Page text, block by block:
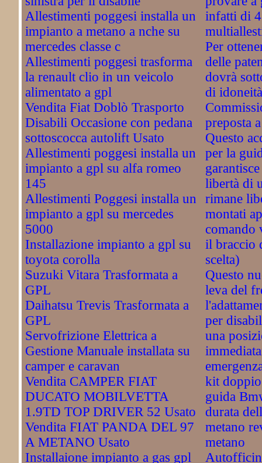
Allestimenti poggesi installa un
impianto a metano a nche su
mercedes classe c
Allestimenti poggesi trasforma
la renault clio in un veicolo
alimentato a gpl
Vendita Fiat Doblò Trasporto
Disabili Occasione con pedana
sottoscocca autolift Usato
Allestimenti poggesi installa un
impianto a gpl su alfa romeo
145
Allestimenti Poggesi installa un
impianto a gpl su mercedes
5000
Installazione impianto a gpl su
toyota corolla
Suzuki Vitara Trasformata a
GPL
Daihatsu Trevis Trasformata a
GPL
Servofrizione Elettrica a
Gestione Manuale installata su
camper e caravan
Vendita CAMPER FIAT
DUCATO MOBILVETTA
1.9TD TOP DRIVER 52 Usato
Vendita FIAT PANDA DEL 97
A METANO Usato
Installaione impianto a gas gpl
infatti di
Per
delle
dovrà
di
preposta
Questo
per la
libertà di
rimane
montati
comando
il braccio
scelta)
Questo
leva del
per
una
kit
guida
durata
metano
metano